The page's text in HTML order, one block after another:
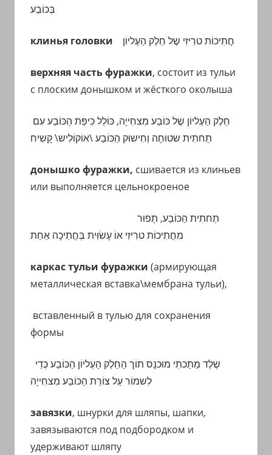
בְּכּוֹבַע
клинья головки
верхняя часть фуражки, состоит из тульи
с плоским донышком и жёсткого околыша
תַחתִית שטוּחָה וְחִישוּק הַכּוֹבַע \אוֹקוֹלִיש\קָשִיח
донышко фуражки, сшивается из клиньев
или выполняется цельнокроеное
תַחתִית הַכּוֹבַע, תָפוּר
מִחֲתִיכוֹת טרִיזִי
каркас тульи фуражки (армирующая
металлическая вставка\мембрана тульи),
вставленный в тулью для сохранения
формы
שֶלֶד מַתַכתִי מוּכנָס תוֹך הַחֵלֶק הַעֶליוֹן הַכּוֹבַע כְּדֵי
לִשמוֹר עַל צוֹרֵת הַכּוֹבַע מִצחִייָה
завязки, шнурки для шляпы, шапки,
завязываются под подбородком и
удерживают шляпу